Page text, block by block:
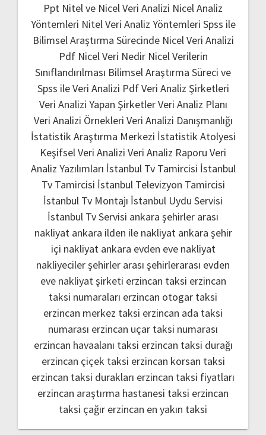
Ppt Nitel ve Nicel Veri Analizi Nicel Analiz
Yöntemleri Nitel Veri Analiz Yöntemleri Spss ile
Bilimsel Araştırma Sürecinde Nicel Veri Analizi
Pdf Nicel Veri Nedir Nicel Verilerin
Sınıflandırılması Bilimsel Araştırma Süreci ve
Spss ile Veri Analizi PdfVeri Analiz Şirketleri
Veri Analizi Yapan ŞirketlerVeri Analiz Planı
Veri Analizi Örnekleri Veri Analizi Danışmanlığı
İstatistik Araştırma Merkezi İstatistik Atolyesi
Keşifsel Veri Analizi Veri Analiz Raporu Veri
Analiz Yazılımları İstanbul Tv Tamircisi İstanbul
Tv Tamircisi İstanbul Televizyon Tamircisi
İstanbul Tv Montajı İstanbul Uydu Servisi
İstanbul Tv Servisi ankara şehirler arası
nakliyat ankara ilden ile nakliyat ankara şehir
içi nakliyat ankara evden eve nakliyat
nakliyeciler şehirler arası şehirlerarası evden
eve nakliyat şirketi erzincan taksi erzincan
taksi numaraları erzincan otogar taksi
erzincan merkez taksi erzincan ada taksi
numarası erzincan uçar taksi numarası
erzincan havaalanı taksi erzincan taksi durağı
erzincan çiçek taksi erzincan korsan taksi
erzincan taksi durakları erzincan taksi fiyatları
erzincan araştırma hastanesi taksi erzincan
taksi çağır erzincan en yakın taksi